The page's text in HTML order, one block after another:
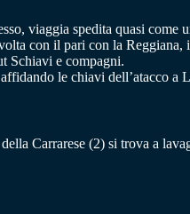
viaggia spedita quasi come
con il pari con la
Schiavi e compagni.
le chiavi dell’atacco a
Carrarese (2) si trova a